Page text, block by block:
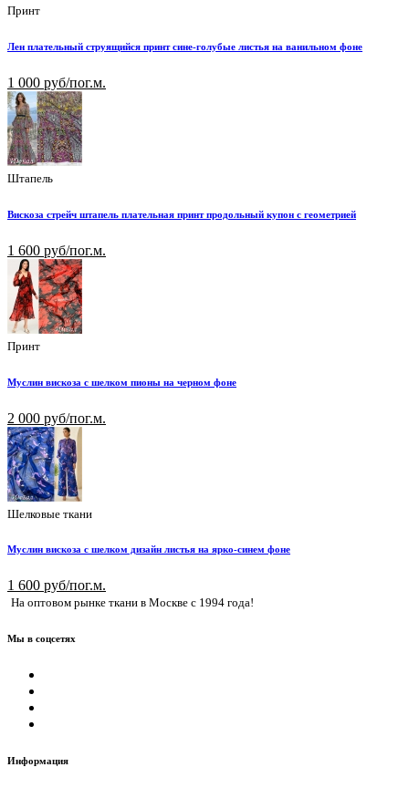
Принт
Лен плательный струящийся принт сине-голубые листья на ванильном фоне
1 000 руб/пог.м.
Штапель
Вискоза стрейч штапель плательная принт продольный купон с геометрией
1 600 руб/пог.м.
Принт
Муслин вискоза с шелком пионы на черном фоне
2 000 руб/пог.м.
Шелковые ткани
Муслин вискоза с шелком дизайн листья на ярко-синем фоне
1 600 руб/пог.м.
На оптовом рынке ткани в Москве с 1994 года!
Мы в соцсетях
Информация